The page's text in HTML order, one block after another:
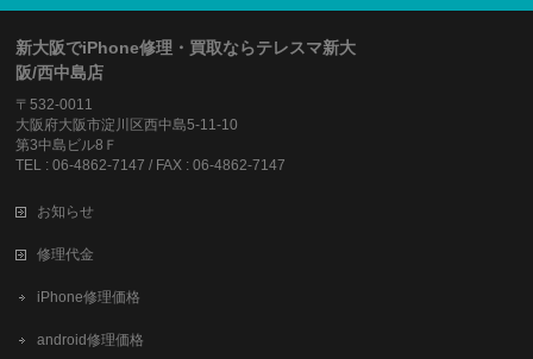
新大阪でiPhone修理・買取ならテレスマ新大
阪/西中島店
〒532-0011
大阪府大阪市淀川区西中島5-11-10
第3中島ビル8Ｆ
TEL : 06-4862-7147 / FAX : 06-4862-7147
お知らせ
修理代金
iPhone修理価格
android修理価格